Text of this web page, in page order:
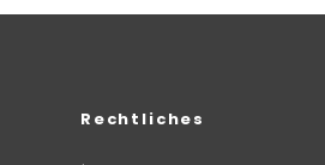
Rechtliches